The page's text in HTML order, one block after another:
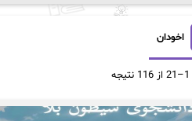
اخودان
Sorted
popularity